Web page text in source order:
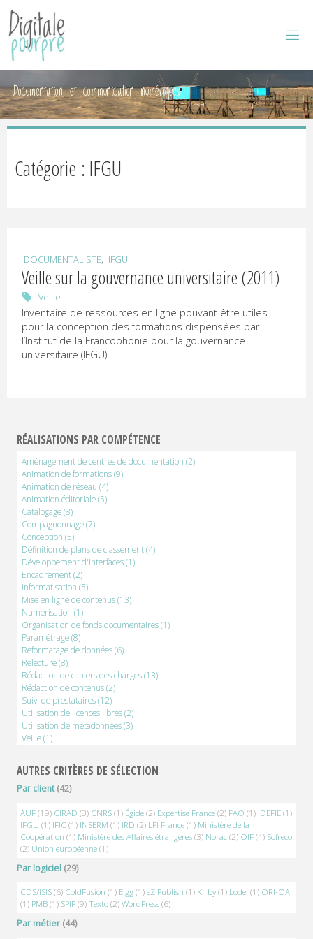
GI
T
A
L
P
O
U
R
E
Documentation
et
communication
numériques
Documentation et communication numériques
Catégorie : IFGU
DOCUMENTALISTE, IFGU
Veille sur la gouvernance universitaire (2011)
Veille
Inventaire de ressources en ligne pouvant être utiles
pour la conception des formations dispensées par
l’Institut de la Francophonie pour la gouvernance
universitaire (IFGU).
RÉALISATIONS PAR COMPÉTENCE
Aménagement de centres de documentation (2)
Animation de formations(9)
Animation de réseau (4)
Animation éditoriale(5)
Catalogage(8)
Compagnonnage(7)
Conception (5)
Définition de plans de classement(4)
Développement d'interfaces(1)
Encadrement(2)
Informatisation (5)
Mise en ligne de contenus(13)
Numérisation (1)
Organisation de fonds documentaires(1)
Paramétrage(8)
Reformatage de données(6)
Relecture(8)
Rédaction de cahiers des charges(13)
Rédaction de contenus(2)
Suivi de prestataires(12)
Utilisation de licences libres(2)
Utilisation de métadonnées(3)
Veille(1)
AUTRES CRITÈRES DE SÉLECTION
Par client(42)
AUF (19) CIRAD (3) CNRS (1) Égide (2) Expertise France (2) FAO (1) IDEFIE (1)
IFGU (1) IFIC (1) INSERM (1) IRD (2) LPI France (1) Ministère de la
Coopération (1) Ministère des Affaires étrangères (3) Norac (2) OIF (4) Sofreco
(2) Union européenne (1)
Par logiciel (29)
CDS/ISIS (6) ColdFusion (1) Elgg (1)eZ Publish (1) Kirby(1) Lodel (1) ORI-OAI
(1) PMB (1) SPIP (9)Texto (2)WordPress (6)
Par métier (44)